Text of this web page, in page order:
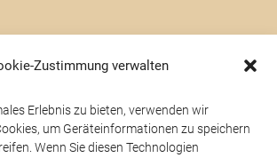
Zustimmung verwalten
Erlebnis zu bieten, verwenden wir
um Geräteinformationen zu speichern
Wenn Sie diesen Technologien